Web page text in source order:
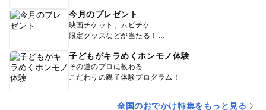
今月のプレゼント
映画チケット、ムビチケ
限定グッズなどが当たる！
子どもがキラめくホンモノ体験
その道のプロに教わる
こだわりの親子体験プログラム！
全国のおでかけ特集をもっと見る